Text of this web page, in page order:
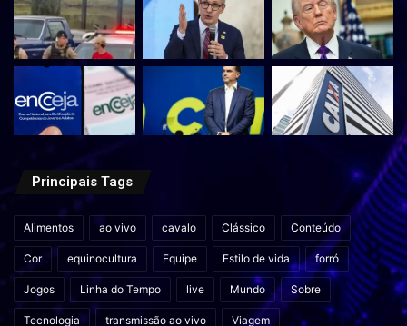
Principais Tags
Alimentos ao vivo cavalo Clássico Conteúdo
Cor equinocultura Equipe Estilo de vida forró
Jogos Linha do Tempo live Mundo Sobre
Tecnologia transmissão ao vivo Viagem